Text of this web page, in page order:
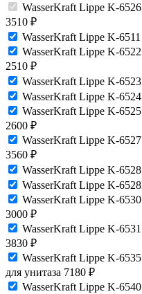
WasserKraft Lippe K-
3510 ₽
WasserKraft Lippe K-
WasserKraft Lippe K-
2510 ₽
WasserKraft Lippe K-
WasserKraft Lippe K-
WasserKraft Lippe K-
2600 ₽
WasserKraft Lippe K-
3560 ₽
WasserKraft Lippe K-
WasserKraft Lippe K-
WasserKraft Lippe K-
3000 ₽
WasserKraft Lippe K-
3830 ₽
WasserKraft Lippe K-
для унитаза 7180 ₽
WasserKraft Lippe K-